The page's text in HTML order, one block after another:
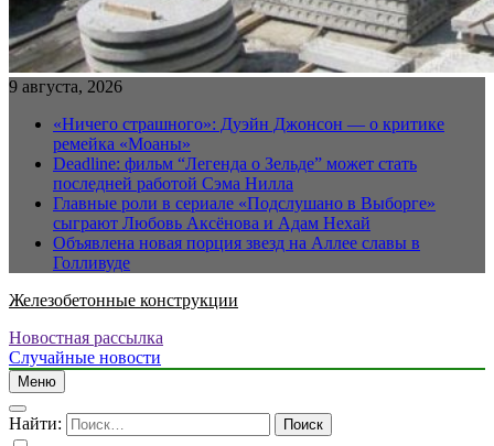
9 августа, 2026
«Ничего страшного»: Дуэйн Джонсон — о критике
ремейка «Моаны»
Deadline: фильм “Легенда о Зельде” может стать
последней работой Сэма Нилла
Главные роли в сериале «Подслушано в Выборге»
сыграют Любовь Аксёнова и Адам Нехай
Объявлена новая порция звезд на Аллее славы в
Голливуде
Железобетонные конструкции
Новостная рассылка
Случайные новости
Меню
Найти: